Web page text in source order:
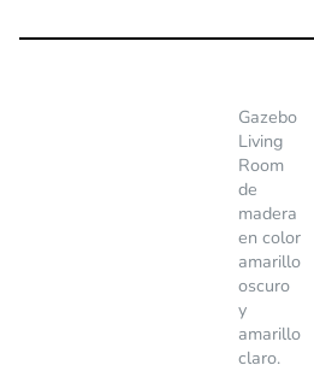
Gazebo
Living
Room
de
madera
en color
amarillo
oscuro
y
amarillo
claro.